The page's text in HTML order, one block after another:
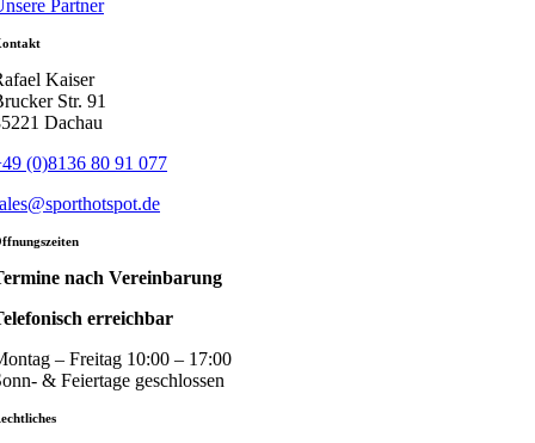
Partner
Kaiser
Str. 91
Dachau
(0)8136 80 91 077
nach Vereinbarung
erreichbar
– Freitag 10:00 – 17:00
& Feiertage geschlossen